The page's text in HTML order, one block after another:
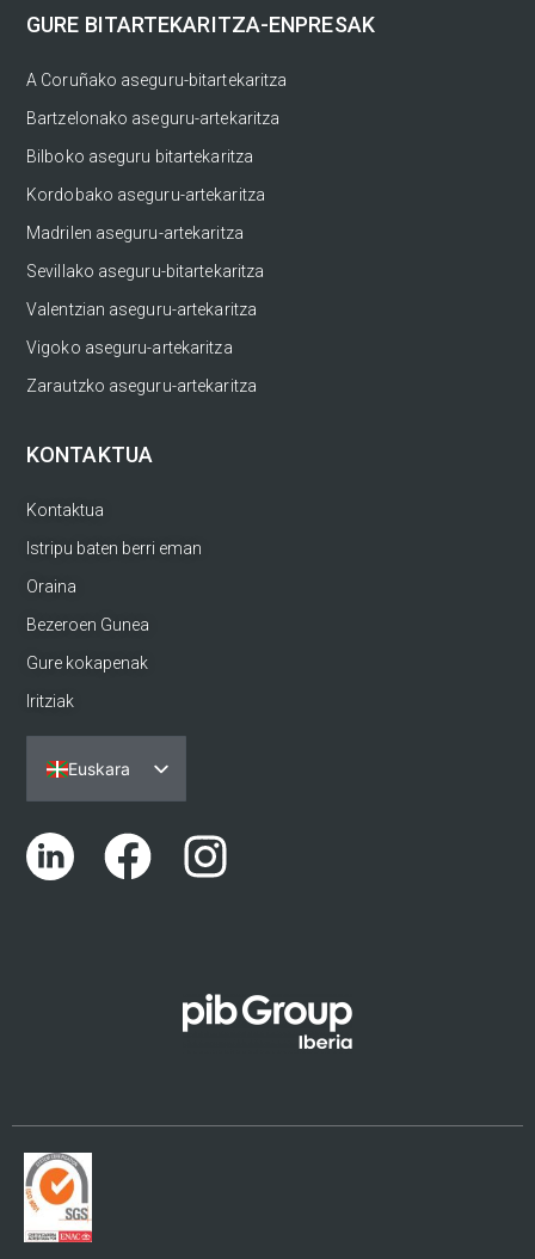
GURE BITARTEKARITZA-ENPRESAK
A Coruñako aseguru-bitartekaritza
Bartzelonako aseguru-artekaritza
Bilboko aseguru bitartekaritza
Kordobako aseguru-artekaritza
Madrilen aseguru-artekaritza
Sevillako aseguru-bitartekaritza
Valentzian aseguru-artekaritza
Vigoko aseguru-artekaritza
Zarautzko aseguru-artekaritza
KONTAKTUA
Kontaktua
Istripu baten berri eman
Oraina
Bezeroen Gunea
Gure kokapenak
Iritziak
Euskara
Español
Português